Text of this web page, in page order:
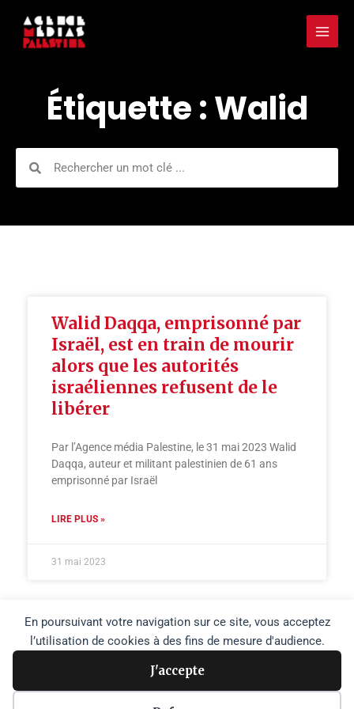
En poursuivant votre navigation sur ce site, vous acceptez
l’utilisation de cookies à des fins de mesure d'audience.
J'accepte
contenu
Étiquette : Walid
Walid Daqqa, emprisonné par
Israël, est en train de mourir
alors que les autorités
israéliennes refusent de le
libérer
Par l’Agence média Palestine, le 31 mai 2023 Walid
Daqqa, auteur et militant palestinien de 61 ans
emprisonné par Israël
LIRE PLUS »
31 mai 2023
Copyright © 2026 Agence Media Palestine |